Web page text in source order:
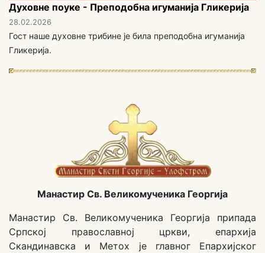
Духовне поуке - Преподобна игуманија Гликерија
28.02.2026
Гост наше духовне трибине је била преподобна игуманија
Гликерија.
Манастир Св. Великомученика Георгија
Манастир Св. Великомученика Георгија припада
Српској православној цркви, епархија
Скандинавска и Метох је главног Епархијског